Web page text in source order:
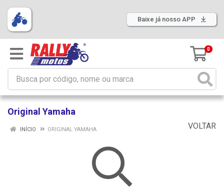
Baixe já nosso APP
0
Original Yamaha
VOLTAR
INÍCIO ORIGINAL YAMAHA